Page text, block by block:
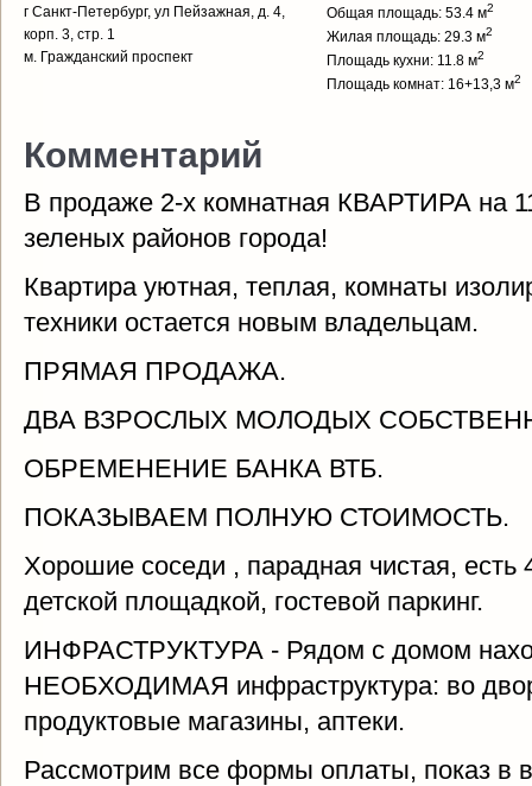
г Санкт-Петербург, ул Пейзажная, д. 4,
корп. 3, стр. 1
м. Гражданский проспект
Общая площадь: 53.4 м2
Жилая площадь: 29.3 м2
Площадь кухни: 11.8 м2
Площадь комнат: 16+13,3 м2
Комментарий
В продаже 2-х комнатная КВАРТИРА на
зеленых районов города!
Квартира уютная, теплая, комнаты
техники остается новым владельцам.
ПРЯМАЯ ПРОДАЖА.
ДВА ВЗРОСЛЫХ МОЛОДЫХ
ОБРЕМЕНЕНИЕ БАНКА ВТБ.
ПОКАЗЫВАЕМ ПОЛНУЮ СТОИМОСТЬ.
Хорошие соседи , парадная чистая, есть
детской площадкой, гостевой паркинг.
ИНФРАСТРУКТУРА - Рядом с домом
НЕОБХОДИМАЯ инфраструктура: во
продуктовые магазины, аптеки.
Рассмотрим все формы оплаты, показ в